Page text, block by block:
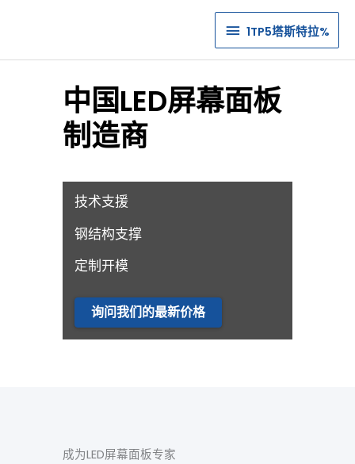
1TP5
塔
斯
1TP5塔斯特拉%
中国LED屏幕面板
制造商
技术支援
钢结构支撑
定制开模
询问我们的最新价格
成为LED屏幕面板专家